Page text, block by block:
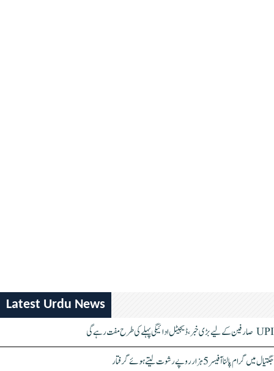
Latest Urdu News
UPI صارفین کے لیے بڑی خبر، ڈیجیٹل ادائیگی پہلے کی طرح مفت رہے گی
جگتیال میں گرام پالنا آفیسر 5 ہزار روپے رشوت لیتے ہوئے گرفتار